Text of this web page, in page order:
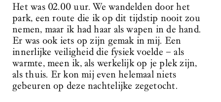
Het was 02.00 uur. We wandelden door het
park, een route die ik op dit tijdstip nooit zou
nemen, maar ik had haar als wapen in de hand.
Er was ook iets op zijn gemak in mij. Een
innerlijke veiligheid die fysiek voelde – als
warmte, meen ik, als werkelijk op je plek zijn,
als thuis. Er kon mij even helemaal niets
gebeuren op deze nachtelijke zegetocht.